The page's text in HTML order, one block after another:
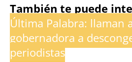
También te puede
Última Palabra: llaman
gobernadora a
periodistas